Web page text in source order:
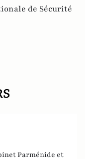
de Sécurité
Parménide et